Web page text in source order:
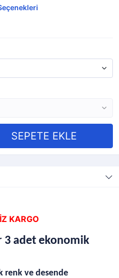
KARGO
3 adet ekonomik
renk ve desende